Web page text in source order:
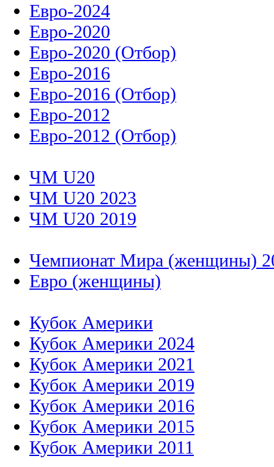
Евро-2024
Евро-2020
Евро-2020 (Отбор)
Евро-2016
Евро-2016 (Отбор)
Евро-2012
Евро-2012 (Отбор)
ЧМ U20
ЧМ U20 2023
ЧМ U20 2019
Чемпионат Мира (женщины)
Евро (женщины)
Кубок Америки
Кубок Америки 2024
Кубок Америки 2021
Кубок Америки 2019
Кубок Америки 2016
Кубок Америки 2015
Кубок Америки 2011